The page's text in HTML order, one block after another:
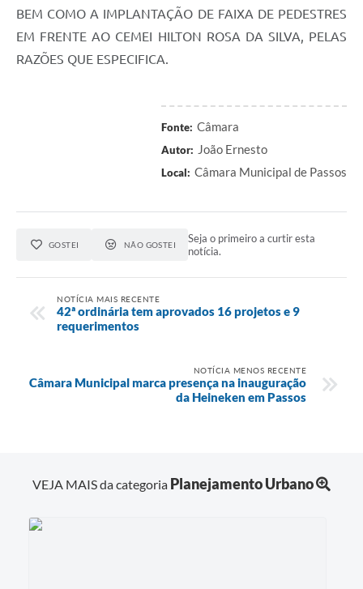
BEM COMO A IMPLANTAÇÃO DE FAIXA DE PEDESTRES
EM FRENTE AO CEMEI HILTON ROSA DA SILVA, PELAS
RAZÕES QUE ESPECIFICA.
Fonte: Câmara
Autor: João Ernesto
Local: Câmara Municipal de Passos
GOSTEI NÃO GOSTEI
Seja o primeiro a curtir esta
notícia.
NOTÍCIA MAIS RECENTE
42ª ordinária tem aprovados 16 projetos e 9
requerimentos
NOTÍCIA MENOS RECENTE
Câmara Municipal marca presença na inauguração
da Heineken em Passos
VEJA MAIS da categoria Planejamento Urbano